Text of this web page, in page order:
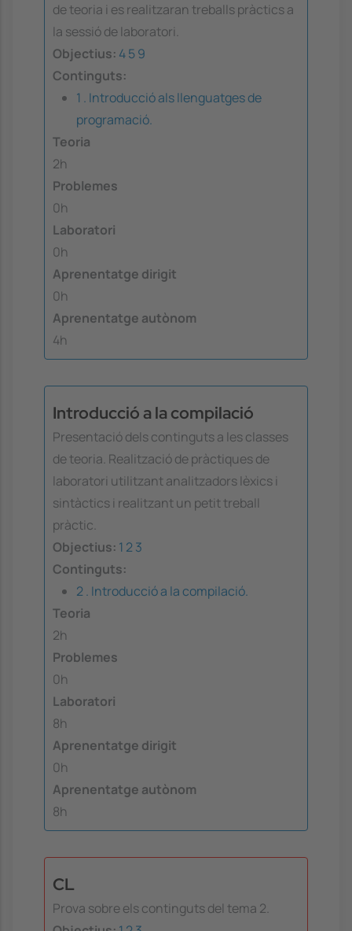
de teoria i es realitzaran treballs pràctics a
la sessió de laboratori.
Objectius: 459
Continguts:
1 . Introducció als llenguatges de
programació.
Teoria
2h
Problemes
0h
Laboratori
0h
Aprenentatge dirigit
0h
Aprenentatge autònom
4h
Introducció a la compilació
Presentació dels continguts a les classes
de teoria. Realització de pràctiques de
laboratori utilitzant analitzadors lèxics i
sintàctics i realitzant un petit treball
pràctic.
Objectius: 1 23
Continguts:
2 . Introducció a la compilació.
Teoria
2h
Problemes
0h
Laboratori
8h
Aprenentatge dirigit
0h
Aprenentatge autònom
8h
CL
Prova sobre els continguts del tema 2.